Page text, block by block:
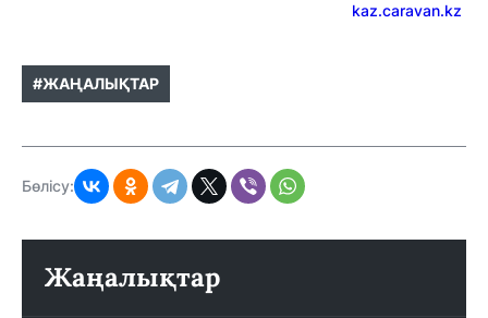
kaz.caravan.kz
#ЖАҢАЛЫҚТАР
Бөлісу:
Жаңалықтар